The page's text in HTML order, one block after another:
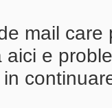
mail
aici e